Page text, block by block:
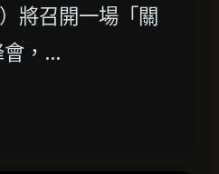
將召開一場「關
會，…